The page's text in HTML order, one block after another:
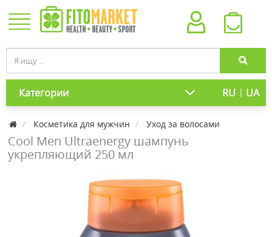
Категории RU | UA
Косметика для мужчин Уход за волосами
Cool Men Ultraenergy шампунь
укрепляющий 250 мл